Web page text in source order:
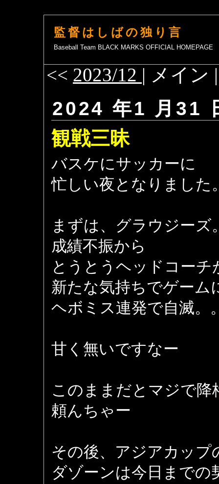
監督はしばの独り言
Baseball Team BLACK MARKS OFFICIAL HOMEPAGE
<< 2023/12 | メイン
2024 年1 月31
観戦三昧
バスケにサッカーに
忙しい夜となりました
まずは、グラウジーズ
成績不振から
とうとうヘッドコーチ
新たな気持ちでゲーム
ヘボミス連発で自滅。
甘く無いですなー
このままだとマジで降
頼んちゃー
その後、アジアカップ
ダゾーンは今日までの